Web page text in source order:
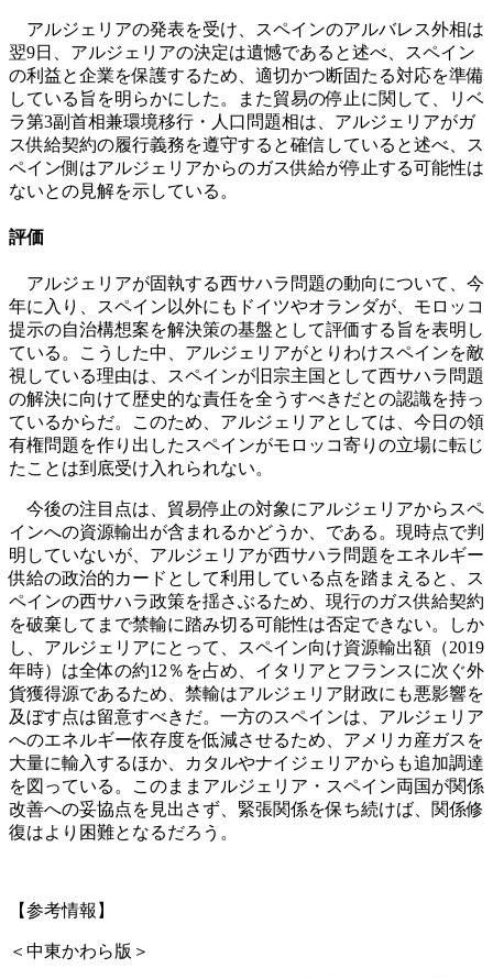
アルジェリアの発表を受け、スペインのアルバレス外相は
翌9日、アルジェリアの決定は遺憾であると述べ、スペイン
の利益と企業を保護するため、適切かつ断固たる対応を準備
している旨を明らかにした。また貿易の停止に関して、リベ
ラ第3副首相兼環境移行・人口問題相は、アルジェリアがガ
ス供給契約の履行義務を遵守すると確信していると述べ、ス
ペイン側はアルジェリアからのガス供給が停止する可能性は
ないとの見解を示している。
評価
アルジェリアが固執する西サハラ問題の動向について、今
年に入り、スペイン以外にもドイツやオランダが、モロッコ
提示の自治構想案を解決策の基盤として評価する旨を表明し
ている。こうした中、アルジェリアがとりわけスペインを敵
視している理由は、スペインが旧宗主国として西サハラ問題
の解決に向けて歴史的な責任を全うすべきだとの認識を持っ
ているからだ。このため、アルジェリアとしては、今日の領
有権問題を作り出したスペインがモロッコ寄りの立場に転じ
たことは到底受け入れられない。
今後の注目点は、貿易停止の対象にアルジェリアからスペ
インへの資源輸出が含まれるかどうか、である。現時点で判
明していないが、アルジェリアが西サハラ問題をエネルギー
供給の政治的カードとして利用している点を踏まえると、ス
ペインの西サハラ政策を揺さぶるため、現行のガス供給契約
を破棄してまで禁輸に踏み切る可能性は否定できない。しか
し、アルジェリアにとって、スペイン向け資源輸出額（2019
年時）は全体の約12％を占め、イタリアとフランスに次ぐ外
貨獲得源であるため、禁輸はアルジェリア財政にも悪影響を
及ぼす点は留意すべきだ。一方のスペインは、アルジェリア
へのエネルギー依存度を低減させるため、アメリカ産ガスを
大量に輸入するほか、カタルやナイジェリアからも追加調達
を図っている。このままアルジェリア・スペイン両国が関係
改善への妥協点を見出さず、緊張関係を保ち続けば、関係修
復はより困難となるだろう。
【参考情報】
＜中東かわら版＞